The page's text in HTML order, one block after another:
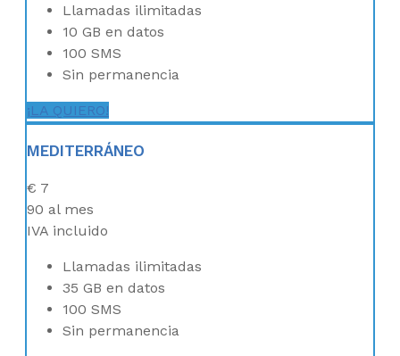
Llamadas ilimitadas
10 GB en datos
100 SMS
Sin permanencia
¡LA QUIERO!
MEDITERRÁNEO
€ 7
90 al mes
IVA incluido
Llamadas ilimitadas
35 GB en datos
100 SMS
Sin permanencia